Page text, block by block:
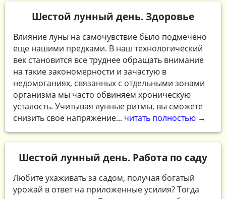
Шестой лунный день. Здоровье
Влияние луны на самочувствие было подмечено
еще нашими предками. В наш технологический
век становится все труднее обращать внимание
на такие закономерности и зачастую в
недомоганиях, связанных с отдельными зонами
организма мы часто обвиняем хроническую
усталость. Учитывая лунные ритмы, вы сможете
снизить свое напряжение... читать полностью →
Шестой лунный день. Работа по саду
Любите ухаживать за садом, получая богатый
урожай в ответ на приложенные усилия? Тогда